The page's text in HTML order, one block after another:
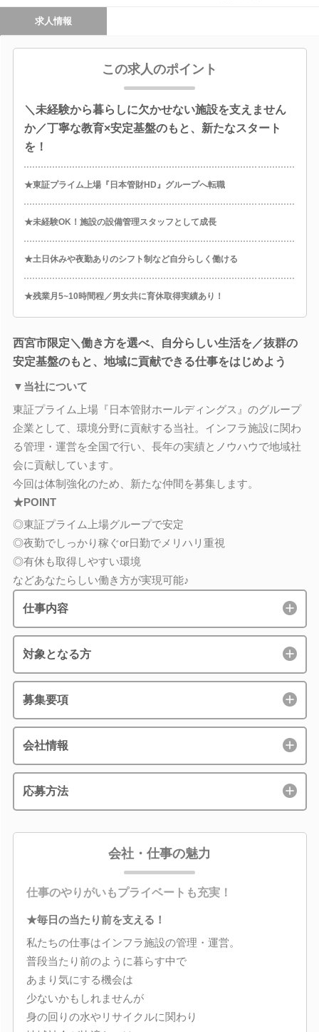
求人情報
この求人のポイント
＼未経験から暮らしに欠かせない施設を支えません
か／丁寧な教育×安定基盤のもと、新たなスタート
を！
★東証プライム上場『日本管財HD』グループへ転職
★未経験OK！施設の設備管理スタッフとして成長
★土日休みや夜勤ありのシフト制など自分らしく働ける
★残業月5~10時間程／男女共に育休取得実績あり！
西宮市限定＼働き方を選べ、自分らしい生活を／抜群の
安定基盤のもと、地域に貢献できる仕事をはじめよう
▼当社について
東証プライム上場『日本管財ホールディングス』のグループ
企業として、環境分野に貢献する当社。インフラ施設に関わ
る管理・運営を全国で行い、長年の実績とノウハウで地域社
会に貢献しています。
今回は体制強化のため、新たな仲間を募集します。
★POINT
◎東証プライム上場グループで安定
◎夜勤でしっかり稼ぐor日勤でメリハリ重視
◎有休も取得しやすい環境
などあなたらしい働き方が実現可能♪
仕事内容
対象となる方
募集要項
会社情報
応募方法
会社・仕事の魅力
仕事のやりがいもプライベートも充実！
★毎日の当たり前を支える！
私たちの仕事はインフラ施設の管理・運営。
普段当たり前のように暮らす中で
あまり気にする機会は
少ないかもしれませんが
身の回りの水やリサイクルに関わり